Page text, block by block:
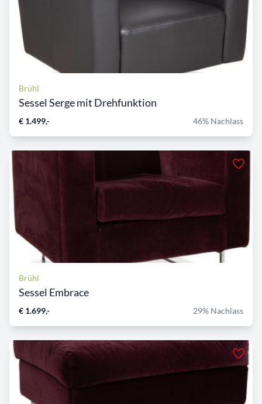
Brühl
Sessel Serge mit Drehfunktion
€ 1.499,- 46% Nachlass
Brühl
Sessel Embrace
€ 1.699,- 29% Nachlass